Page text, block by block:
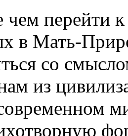
перейти
в Мать-
со
из